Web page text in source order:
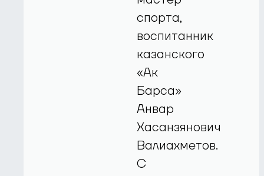
спорта,
воспитанник
казанского
«Ак
Барса»
Анвар
Хасанзянович
Валиахметов.
С